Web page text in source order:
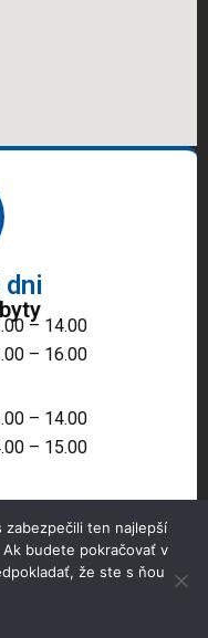
dni
– 14.00
– 16.00
– 14.00
– 15.00
mesta, n.o.,
zabezpečili ten najlepší
budete pokračovať v
že ste s ňou